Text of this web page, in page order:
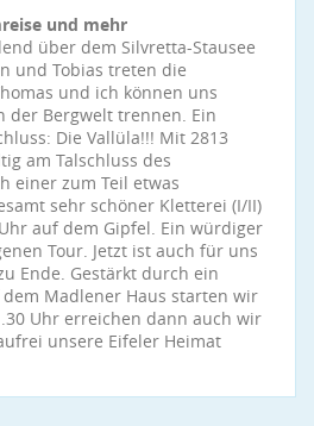
und mehr
über dem Silvretta-Stausee
und Tobias treten die
und ich können uns
der Bergwelt trennen. Ein
Die Vallüla!!! Mit 2813
am Talschluss des
einer zum Teil etwas
sehr schöner Kletterei (I/II)
auf dem Gipfel. Ein würdiger
Tour. Jetzt ist auch für uns
Ende. Gestärkt durch ein
Madlener Haus starten wir
Uhr erreichen dann auch wir
unsere Eifeler Heimat